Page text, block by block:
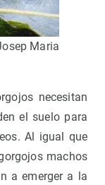
Maria
necesitan
el suelo para
Al igual que
machos
a emerger a la